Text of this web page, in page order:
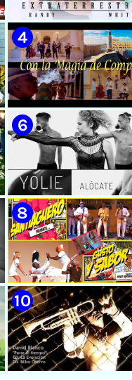
🟡 Randy & White -
Extraterrestres -
Videoclip - Dirección:
Salom
🟡 Grupo Compay
¨Con La Magia de
Música popular
cubana || Videoclip ||
🟡 Yolie - ¨Alócate¨ -
- Dirección: Pedro
🟡 Septeto
¨Gusto y Sabor¨ -
Dirección: David